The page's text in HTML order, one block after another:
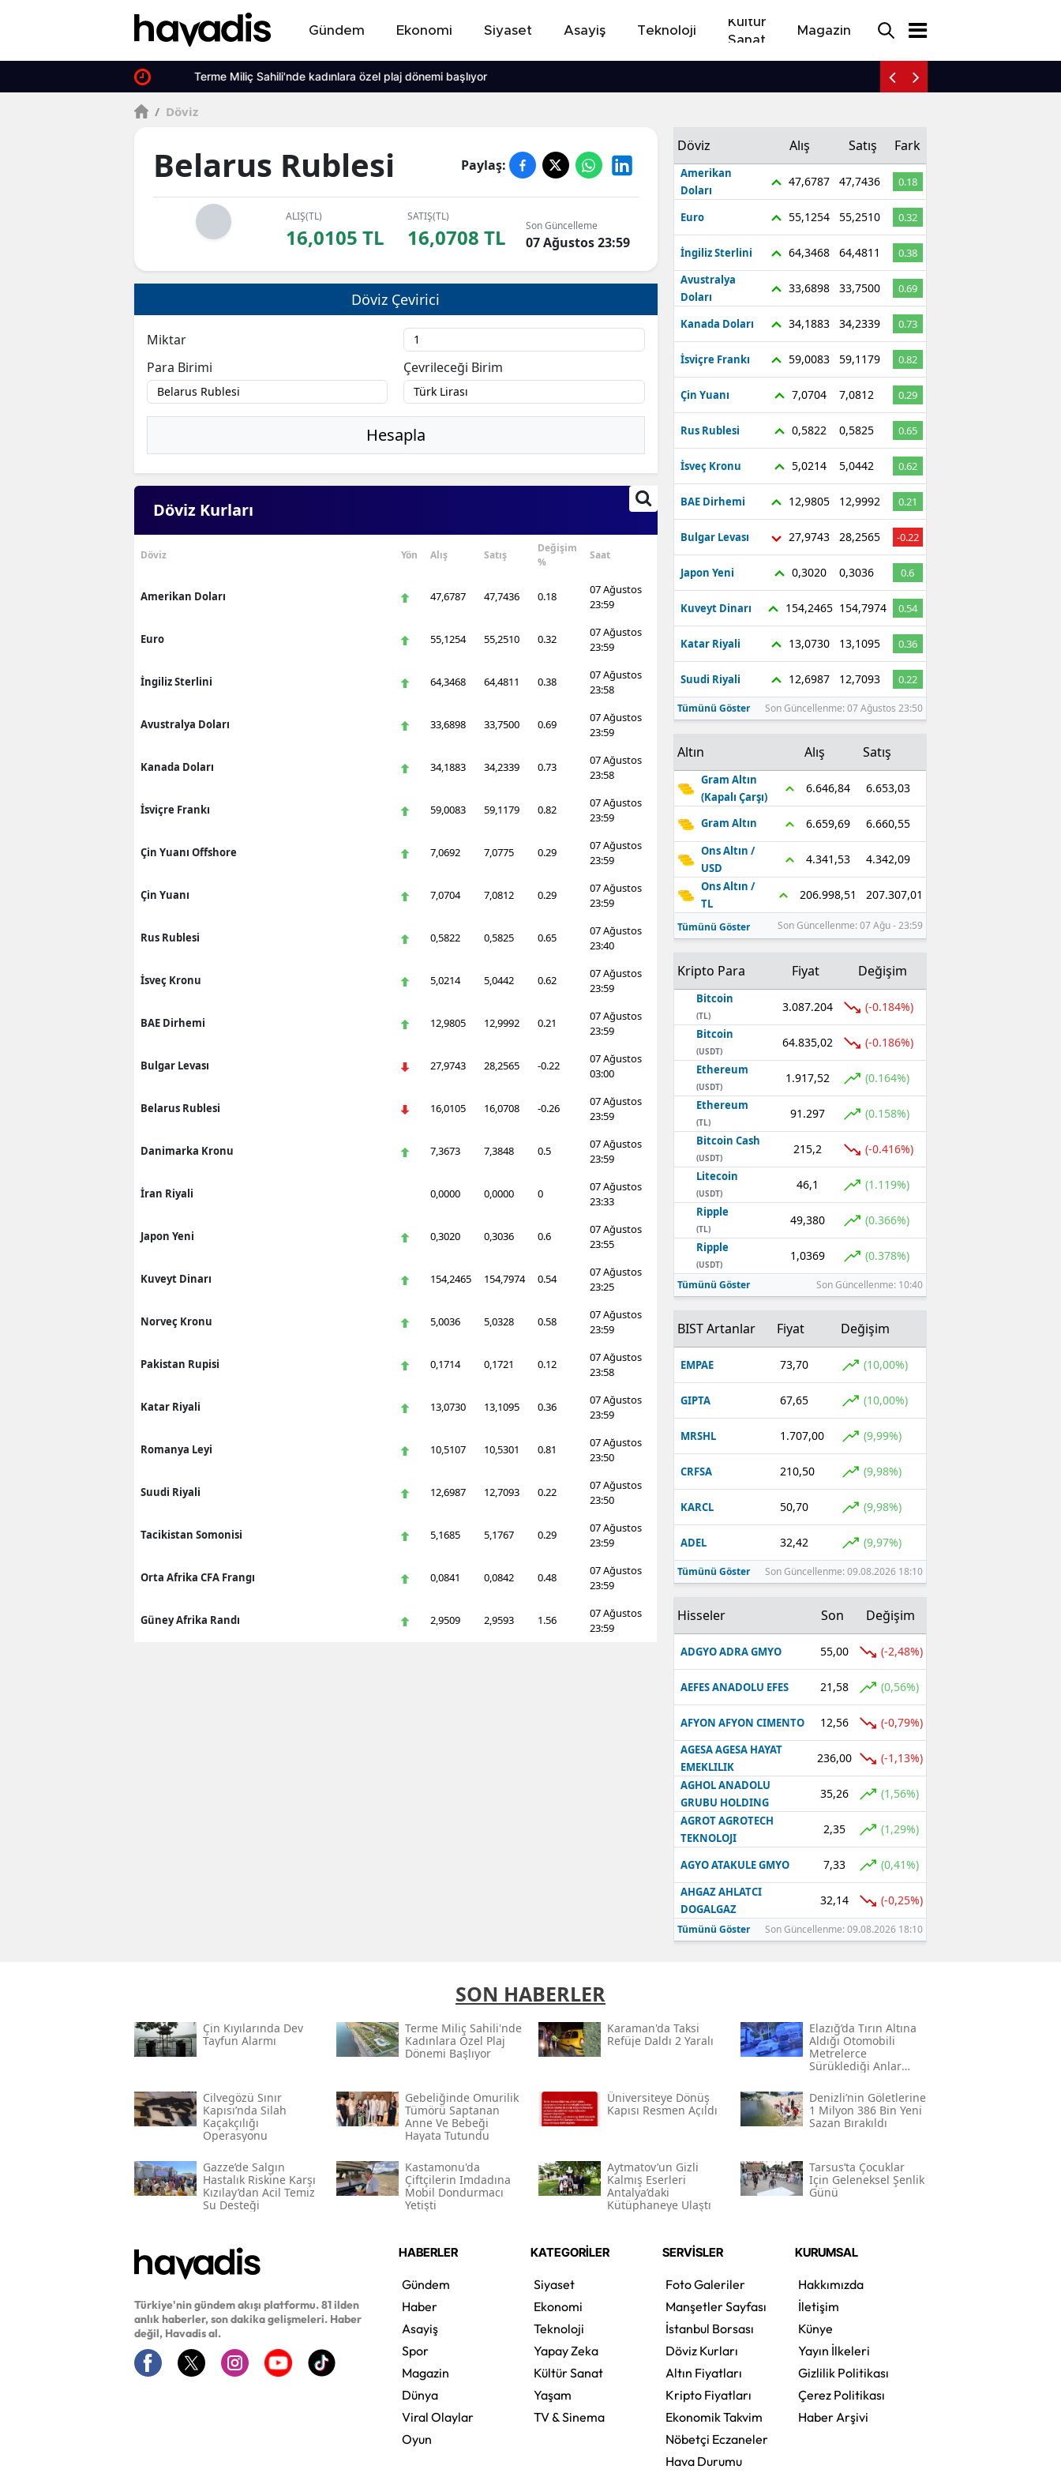
Gündem Ekonomi Siyaset Asayiş Teknoloji
Kültür
Sanat
Magazin
Terme Miliç Sahili'nde kadınlara özel plaj dönemi başlıyor
/ Döviz
Belarus Rublesi Paylaş:
ALIŞ(TL)
16,0105 TL
SATIŞ(TL)
16,0708 TL Son Güncelleme
07 Ağustos 23:59
Döviz Çevirici
Miktar
Para Birimi
Çevrileceği Birim
Hesapla
Döviz Kurları
Döviz Yön Alış Satış
Değişim
%
Saat
Amerikan Doları 47,6787 47,7436 0.18
07 Ağustos
23:59
Euro 55,1254 55,2510 0.32
07 Ağustos
23:59
İngiliz Sterlini 64,3468 64,4811 0.38
07 Ağustos
23:58
Avustralya Doları 33,6898 33,7500 0.69
07 Ağustos
23:59
Kanada Doları 34,1883 34,2339 0.73
07 Ağustos
23:58
İsviçre Frankı 59,0083 59,1179 0.82
07 Ağustos
23:59
Çin Yuanı Offshore 7,0692 7,0775 0.29
07 Ağustos
23:59
Çin Yuanı 7,0704 7,0812 0.29
07 Ağustos
23:59
Rus Rublesi 0,5822 0,5825 0.65
07 Ağustos
23:40
İsveç Kronu 5,0214 5,0442 0.62
07 Ağustos
23:59
BAE Dirhemi 12,9805 12,9992 0.21
07 Ağustos
23:59
Bulgar Levası 27,9743 28,2565 -0.22
07 Ağustos
03:00
Belarus Rublesi 16,0105 16,0708 -0.26
07 Ağustos
23:59
Danimarka Kronu 7,3673 7,3848 0.5
07 Ağustos
23:59
İran Riyali 0,0000 0,0000 0
07 Ağustos
23:33
Japon Yeni 0,3020 0,3036 0.6
07 Ağustos
23:55
Kuveyt Dinarı 154,2465 154,7974 0.54
07 Ağustos
23:25
Norveç Kronu 5,0036 5,0328 0.58
07 Ağustos
23:59
Pakistan Rupisi 0,1714 0,1721 0.12
07 Ağustos
23:58
Katar Riyali 13,0730 13,1095 0.36
07 Ağustos
23:59
Romanya Leyi 10,5107 10,5301 0.81
07 Ağustos
23:50
Suudi Riyali 12,6987 12,7093 0.22
07 Ağustos
23:50
Tacikistan Somonisi 5,1685 5,1767 0.29
07 Ağustos
23:59
Orta Afrika CFA Frangı 0,0841 0,0842 0.48
07 Ağustos
23:59
Güney Afrika Randı 2,9509 2,9593 1.56
07 Ağustos
23:59
Döviz Alış Satış Fark
Amerikan
Doları
47,6787 47,7436 0.18
Euro 55,1254 55,2510 0.32
İngiliz Sterlini 64,3468 64,4811
0.38
Avustralya
Doları
33,6898 33,7500 0.69
Kanada Doları 34,1883 34,2339 0.73
İsviçre Frankı 59,0083 59,1179 0.82
Çin Yuanı 7,0704 7,0812 0.29
Rus Rublesi 0,5822 0,5825 0.65
İsveç Kronu 5,0214 5,0442 0.62
BAE Dirhemi 12,9805 12,9992 0.21
Bulgar Levası 27,9743 28,2565 -0.22
Japon Yeni 0,3020 0,3036 0.6
Kuveyt Dinarı 154,2465 154,7974 0.54
Katar Riyali 13,0730 13,1095 0.36
Suudi Riyali 12,6987 12,7093 0.22
Tümünü Göster Son Güncellenme: 07 Ağustos 23:50
Altın Alış Satış
Gram Altın
(Kapalı Çarşı)
6.646,84 6.653,03
Gram Altın 6.659,69 6.660,55
Ons Altın /
USD
4.341,53 4.342,09
Ons Altın /
TL
206.998,51 207.307,01
Tümünü Göster Son Güncellenme: 07 Ağu - 23:59
Kripto Para Fiyat Değişim
Bitcoin
(TL)
3.087.204 (-0.184%)
Bitcoin
(USDT)
64.835,02 (-0.186%)
Ethereum
(USDT)
1.917,52 (0.164%)
Ethereum
(TL)
91.297 (0.158%)
Bitcoin Cash
(USDT)
215,2 (-0.416%)
Litecoin
(USDT)
46,1 (1.119%)
Ripple
(TL)
49,380 (0.366%)
Ripple
(USDT)
1,0369 (0.378%)
Tümünü Göster Son Güncellenme: 10:40
BIST Artanlar Fiyat Değişim
EMPAE 73,70 (10,00%)
GIPTA 67,65 (10,00%)
MRSHL 1.707,00 (9,99%)
CRFSA 210,50 (9,98%)
KARCL 50,70 (9,98%)
ADEL 32,42 (9,97%)
Tümünü Göster Son Güncellenme: 09.08.2026 18:10
Hisseler Son Değişim
ADGYO ADRA GMYO 55,00 (-2,48%)
AEFES ANADOLU EFES 21,58 (0,56%)
AFYON AFYON CIMENTO 12,56 (-0,79%)
AGESA AGESA HAYAT
EMEKLILIK
236,00 (-1,13%)
AGHOL ANADOLU
GRUBU HOLDING
35,26 (1,56%)
AGROT AGROTECH
TEKNOLOJI
2,35 (1,29%)
AGYO ATAKULE GMYO 7,33 (0,41%)
AHGAZ AHLATCI
DOGALGAZ
32,14 (-0,25%)
Tümünü Göster Son Güncellenme: 09.08.2026 18:10
SON HABERLER
Çin Kıyılarında Dev
Tayfun Alarmı
Terme Miliç Sahili'nde
Kadınlara Özel Plaj
Dönemi Başlıyor
Karaman'da Taksi
Refüje Daldı 2 Yaralı
Elazığ’da Tırın Altına
Aldığı Otomobili
Metrelerce
Sürüklediği Anlar
Cilvegözü Sınır
Kapısı’nda Silah
Kaçakçılığı
Operasyonu
Gebeliğinde Omurilik
Tümörü Saptanan
Anne Ve Bebeği
Hayata Tutundu
Üniversiteye Dönüş
Kapısı Resmen Açıldı
Denizli’nin Göletlerine
1 Milyon 386 Bin Yeni
Sazan Bırakıldı
Gazze’de Salgın
Hastalık Riskine Karşı
Kızılay’dan Acil Temiz
Su Desteği
Kastamonu'da
Çiftçilerin Imdadına
Mobil Dondurmacı
Yetişti
Aytmatov’un Gizli
Kalmış Eserleri
Antalya’daki
Kütüphaneye Ulaştı
Tarsus’ta Çocuklar
Için Geleneksel Şenlik
Günü
Türkiye'nin gündem akışı platformu. 81 ilden
anlık haberler, son dakika gelişmeleri. Haber
değil, Havadis al.
HABERLER
Gündem
Haber
Asayiş
Spor
Magazin
Dünya
Viral Olaylar
Oyun
KATEGORİLER
Siyaset
Ekonomi
Teknoloji
Yapay Zeka
Kültür Sanat
Yaşam
TV & Sinema
SERVİSLER
Foto Galeriler
Manşetler Sayfası
İstanbul Borsası
Döviz Kurları
Altın Fiyatları
Kripto Fiyatları
Ekonomik Takvim
Nöbetçi Eczaneler
Hava Durumu
KURUMSAL
Hakkımızda
İletişim
Künye
Yayın İlkeleri
Gizlilik Politikası
Çerez Politikası
Haber Arşivi